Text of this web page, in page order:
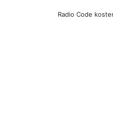
Radio Code